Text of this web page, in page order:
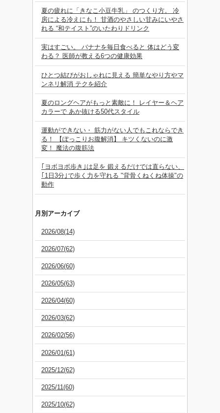
夏の疲れに「きなこ小豆牛乳」 のつくり方。 冷
房による冷えにも！ 甘酒のやさしい甘みにいやさ
れる “和テイスト”のいたわりドリンク
実はすごい。 バナナを毎日食べると 体はどう変
わる？ 医師が教える6つの健康効果
ひとつ結びがおしゃれに見える 簡単なやり方やマ
ンネリ解消 テクを紹介
夏のロングヘアがもっと素敵に！ レイヤー＆ヘア
カラーで あか抜ける50代スタイル
運動ができない・ 筋力がない人でもこれならでき
る！ 【ぽっこりお腹解消】 キツくないのに激
変！ 魔法の腹筋法
｢ヨボヨボ歩き｣は足を 鍛えるだけでは直らない、
｢1日3分｣で歩く力を守れる "背骨くねくね体操"の
動作
月別アーカイブ
2026/08(14)
2026/07(62)
2026/06(60)
2026/05(63)
2026/04(60)
2026/03(62)
2026/02(56)
2026/01(61)
2025/12(62)
2025/11(60)
2025/10(62)